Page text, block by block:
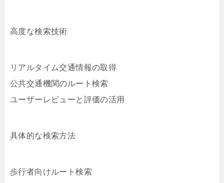
高度な検索技術
リアルタイム交通情報の取得
公共交通機関のルート検索
ユーザーレビューと評価の活用
具体的な検索方法
歩行者向けルート検索